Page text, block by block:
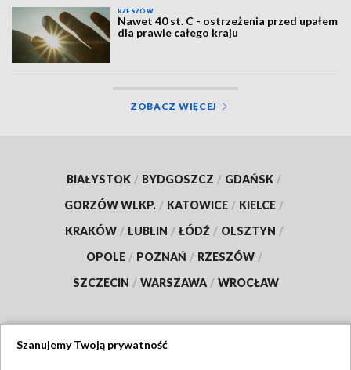
RZESZÓW
Nawet 40 st. C - ostrzeżenia przed upałem
dla prawie całego kraju
ZOBACZ WIĘCEJ
BIAŁYSTOK / BYDGOSZCZ / GDAŃSK /
GORZÓW WLKP. / KATOWICE / KIELCE /
KRAKÓW / LUBLIN / ŁÓDŹ / OLSZTYN /
OPOLE / POZNAŃ / RZESZÓW /
SZCZECIN / WARSZAWA / WROCŁAW
Szanujemy Twoją prywatność